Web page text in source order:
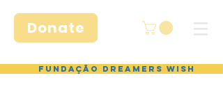
Donate
Fundação Dreamers Wish